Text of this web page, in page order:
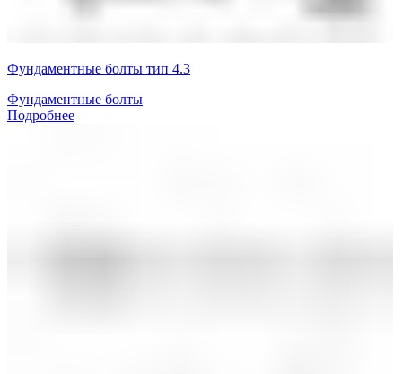
Фундаментные болты тип 4.3
Фундаментные болты
Подробнее